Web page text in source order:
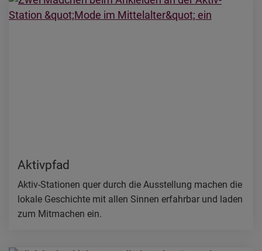
Aktivpfad
Aktiv-Stationen quer durch die Ausstellung machen die
lokale Geschichte mit allen Sinnen erfahrbar und laden
zum Mitmachen ein.